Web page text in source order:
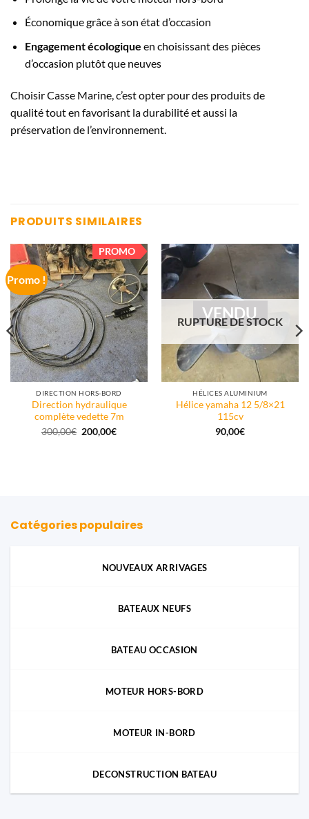
Économique grâce à son état d’occasion
Engagement écologique en choisissant des pièces
d’occasion plutôt que neuves
Choisir Casse Marine, c’est opter pour des produits de
qualité tout en favorisant la durabilité et aussi la
préservation de l’environnement.
PRODUITS SIMILAIRES
Promo !
PROMO
DIRECTION HORS-BORD
Direction hydraulique
complète vedette 7m
300,00€ Le
prix
200,00€Le
VENDU
RUPTURE DE STOCK
HÉLICES ALUMINIUM
Hélice yamaha 12 5/8×21
115cv
90,00€
Catégories populaires
NOUVEAUX ARRIVAGES
BATEAUX NEUFS
BATEAU OCCASION
MOTEUR HORS-BORD
MOTEUR IN-BORD
DECONSTRUCTION BATEAU